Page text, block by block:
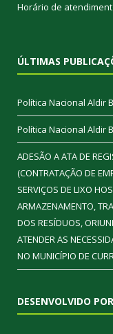
Horário de
ÚLTIMAS
Política Nacional Aldir
Política Nacional Aldir
ADESÃO A ATA DE
(CONTRATAÇÃO DE
SERVIÇOS DE LIXO
ARMAZENAMENTO,
DOS RESÍDUOS,
ATENDER AS
NO MUNICÍPIO DE
DESENVOLVIDO